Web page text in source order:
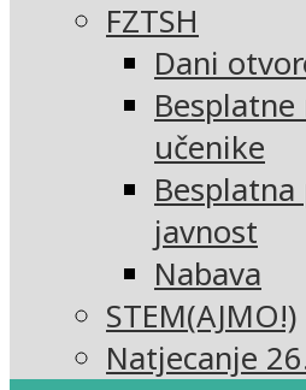
FZTSH
Dani
učenike
javnost
Nabava
STEM(AJMO!)
Natjecanje